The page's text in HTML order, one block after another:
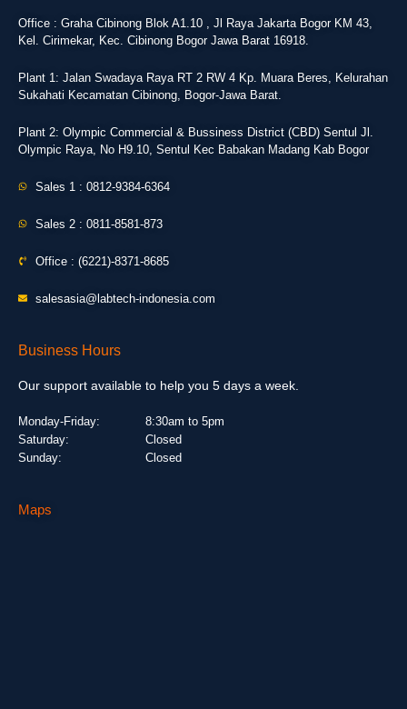
Office : Graha Cibinong Blok A1.10 , Jl Raya Jakarta Bogor KM 43,
Kel. Cirimekar, Kec. Cibinong Bogor Jawa Barat 16918.
Plant 1: Jalan Swadaya Raya RT 2 RW 4 Kp. Muara Beres, Kelurahan
Sukahati Kecamatan Cibinong, Bogor-Jawa Barat.
Plant 2: Olympic Commercial & Bussiness District (CBD) Sentul Jl.
Olympic Raya, No H9.10, Sentul Kec Babakan Madang Kab Bogor
Sales 1 : 0812-9384-6364
Sales 2 : 0811-8581-873
Office : (6221)-8371-8685
salesasia@labtech-indonesia.com
Business Hours
Our support available to help you 5 days a week.
Monday-Friday:
Saturday:
Sunday:
8:30am to 5pm
Closed
Closed
Maps